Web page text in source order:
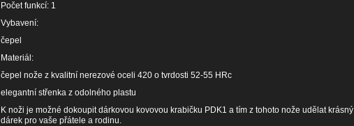
Počet funkcí: 1
Vybavení:
čepel
Materiál:
čepel nože z kvalitní nerezové oceli 420 o tvrdosti 52-55 HRc
elegantní střenka z odolného plastu
K noži je možné dokoupit dárkovou kovovou krabičku PDK1 a tím z tohoto nože udělat krásný
dárek pro vaše přátele a rodinu.